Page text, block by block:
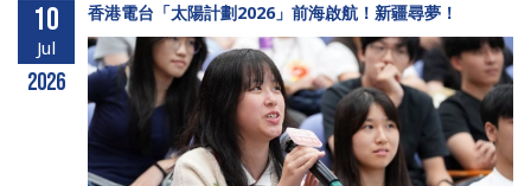
10
Jul
2026
香港電台「太陽計劃2026」前海啟航！新疆尋夢！